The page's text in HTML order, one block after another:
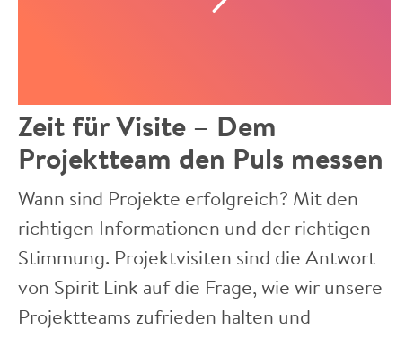
Zeit für Visite – Dem
Projektteam den Puls messen
Wann sind Projekte erfolgreich? Mit den
richtigen Informationen und der richtigen
Stimmung. Projektvisiten sind die Antwort
von Spirit Link auf die Frage, wie wir unsere
Projektteams zufrieden halten und